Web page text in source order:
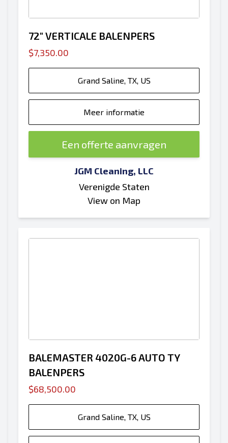
72" VERTICALE BALENPERS
$7,350.00
Grand Saline, TX, US
Meer informatie
Een offerte aanvragen
JGM Cleaning, LLC
Verenigde Staten
View on Map
BALEMASTER 4020G-6 AUTO TY
BALENPERS
$68,500.00
Grand Saline, TX, US